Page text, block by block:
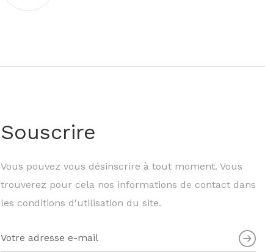
Souscrire
Vous pouvez vous désinscrire à tout moment. Vous
trouverez pour cela nos informations de contact dans
les conditions d'utilisation du site.